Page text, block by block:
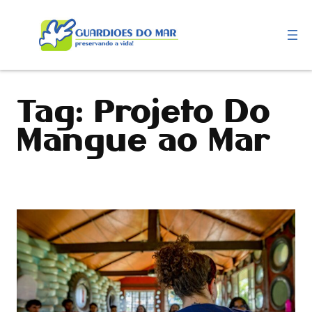
conteúdo
Tag: Projeto Do
Mangue ao Mar